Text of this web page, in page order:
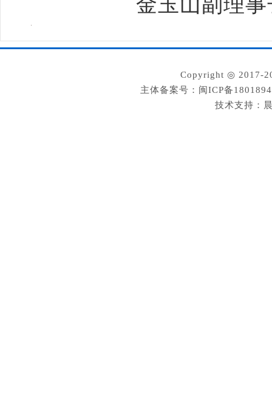
Copyright ◎ 2017-
主体备案号：闽ICP备
技术支持：